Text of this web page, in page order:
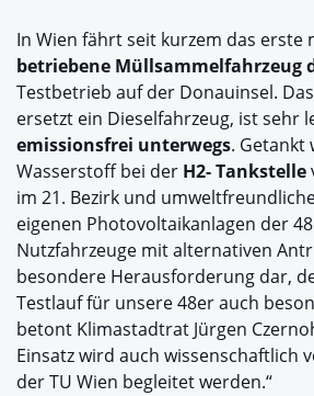
In Wien fährt seit kurzem das erste
betriebene Müllsammelfahrzeug
Testbetrieb auf der Donauinsel.
ersetzt ein Dieselfahrzeug, ist sehr
emissionsfrei unterwegs. Getankt
Wasserstoff bei der H2- Tankstelle
im 21. Bezirk und
eigenen Photovoltaikanlagen der
Nutzfahrzeuge mit alternativen
besondere Herausforderung dar,
Testlauf für unsere 48er auch
betont Klimastadtrat Jürgen
Einsatz wird auch wissenschaftlich
der TU Wien begleitet werden.“